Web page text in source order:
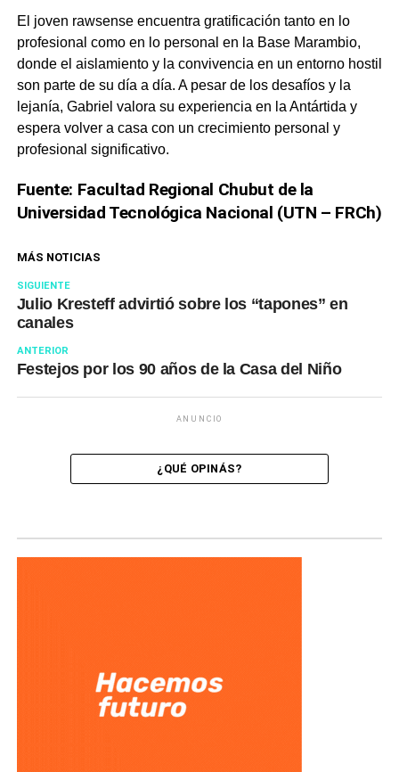
El joven rawsense encuentra gratificación tanto en lo
profesional como en lo personal en la Base Marambio,
donde el aislamiento y la convivencia en un entorno hostil
son parte de su día a día. A pesar de los desafíos y la
lejanía, Gabriel valora su experiencia en la Antártida y
espera volver a casa con un crecimiento personal y
profesional significativo.
Fuente: Facultad Regional Chubut de la
Universidad Tecnológica Nacional (UTN – FRCh)
MÁS NOTICIAS
SIGUIENTE
Julio Kresteff advirtió sobre los “tapones” en
canales
ANTERIOR
Festejos por los 90 años de la Casa del Niño
ANUNCIO
¿QUÉ OPINÁS?